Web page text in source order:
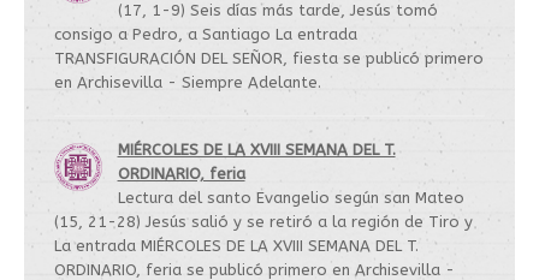
(17, 1-9) Seis días más tarde, Jesús tomó
consigo a Pedro, a Santiago La entrada
TRANSFIGURACIÓN DEL SEÑOR, fiesta se publicó primero
en Archisevilla - Siempre Adelante.
MIÉRCOLES DE LA XVIII SEMANA DEL T.
ORDINARIO, feria
Lectura del santo Evangelio según san Mateo
(15, 21-28) Jesús salió y se retiró a la región de Tiro y
La entrada MIÉRCOLES DE LA XVIII SEMANA DEL T.
ORDINARIO, feria se publicó primero en Archisevilla -